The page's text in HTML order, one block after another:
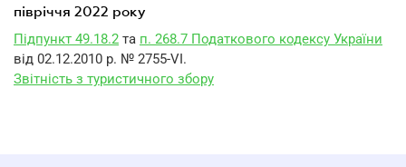
півріччя 2022 року
Підпункт 49.18.2 та п. 268.7 Податкового кодексу України
від 02.12.2010 р. № 2755-VI.
Звітність з туристичного збору